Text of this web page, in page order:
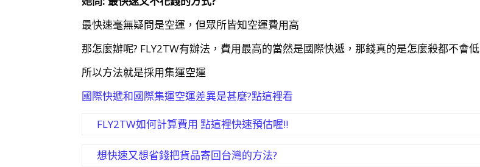
最快速毫無疑問是空運，但眾所皆知空運費用高
那怎麼辦呢? FLY2TW有辦法，費用最高的當然是國際快遞，那錢真的是怎麼殺都不會低
所以方法就是採用集運空運
國際快遞和國際集運空運差異是甚麼?點這裡看
FLY2TW如何計算費用 點這裡快速預估喔!!
想快速又想省錢把貨品寄回台灣的方法?